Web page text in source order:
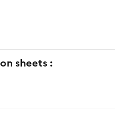
sheets :